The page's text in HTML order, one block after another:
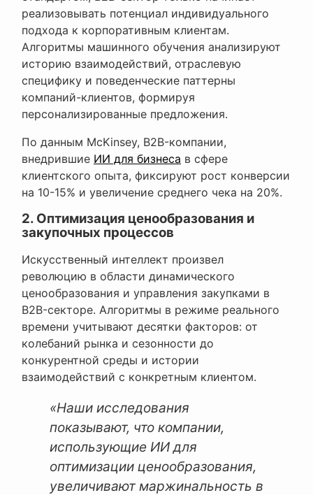
реализовывать потенциал индивидуального
подхода к корпоративным клиентам.
Алгоритмы машинного обучения анализируют
историю взаимодействий, отраслевую
специфику и поведенческие паттерны
компаний-клиентов, формируя
персонализированные предложения.
По данным McKinsey, B2B-компании,
внедрившие ИИ для бизнеса в сфере
клиентского опыта, фиксируют рост конверсии
на 10-15% и увеличение среднего чека на 20%.
2. Оптимизация ценообразования и
закупочных процессов
Искусственный интеллект произвел
революцию в области динамического
ценообразования и управления закупками в
B2B-секторе. Алгоритмы в режиме реального
времени учитывают десятки факторов: от
колебаний рынка и сезонности до
конкурентной среды и истории
взаимодействий с конкретным клиентом.
«Наши исследования
показывают, что компании,
использующие ИИ для
оптимизации ценообразования,
увеличивают маржинальность в